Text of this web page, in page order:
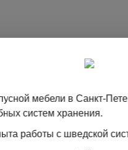
мебели в Санкт-
систем хранения.
работы с шведской